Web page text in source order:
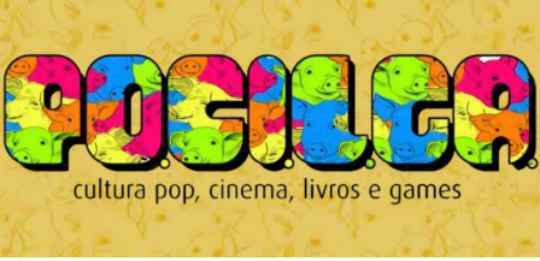
Ir
para
o
conteúdo